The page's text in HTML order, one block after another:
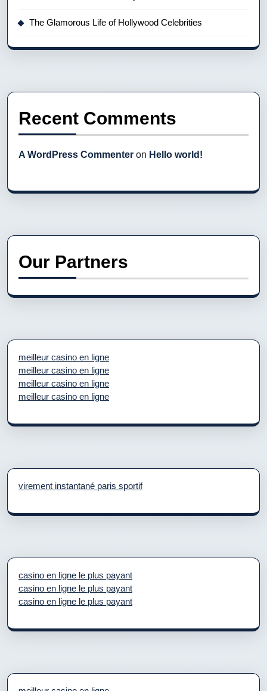
The Glamorous Life of Hollywood Celebrities
Recent Comments
A WordPress Commenter on Hello world!
Our Partners
meilleur casino en ligne
meilleur casino en ligne
meilleur casino en ligne
meilleur casino en ligne
virement instantané paris sportif
casino en ligne le plus payant
casino en ligne le plus payant
casino en ligne le plus payant